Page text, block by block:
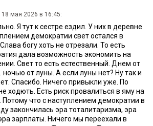
18 мая 2026 в 16:45:
Я тут к сестре ездил. У них в деревне
демократии свет остался в
богу хоть не отрезали. То есть
дала возможность экономить на
Свет то есть естественный. Днем от
ночью от луны. А если луны нет? Ну так и
Спасибо. Ничего привыкли уже. По
ходють. Есть риск провалиться в яму на
Потому что с наступлением демократии в
закончилась эра тоталитаризма, эра
зарплаты. Ничего мы переехали в